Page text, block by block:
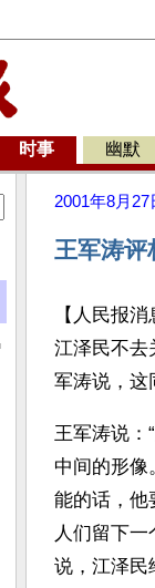
时事 幽默
2001年8月27
王军涛评
【人民报
江泽民不去
军涛说，这
王军涛说：
中间的形像
能的话，他
人们留下
说，江泽民